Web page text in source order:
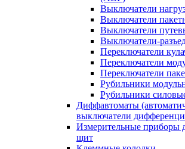
Выключатели
Выключатели
Выключатели
Выключатели-
Переключатели
Переключатели
Переключатели
Рубильники
Рубильники
Диффавтоматы
выключатели
Измерительные приборы
щит